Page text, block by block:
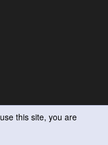
this site, you are